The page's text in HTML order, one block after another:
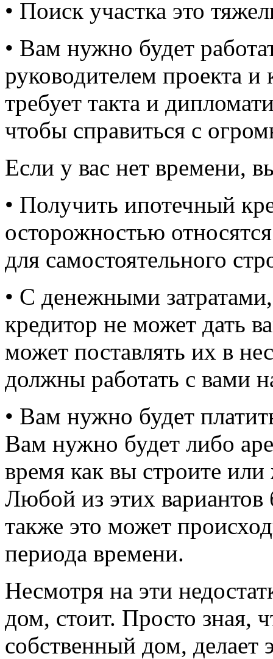
• Поиск участка это
• Вам нужно будет
руководителем проекта
требует такта и
чтобы справиться с
Если у вас нет времени,
• Получить ипотечный
осторожностью
для самостоятельного
• С денежными
кредитор не может дать
может поставлять их в
должны работать с вами
• Вам нужно будет
Вам нужно будет либо
время как вы строите
Любой из этих вариантов
также это может
периода времени.
Несмотря на эти
дом, стоит. Просто зная,
собственный дом,